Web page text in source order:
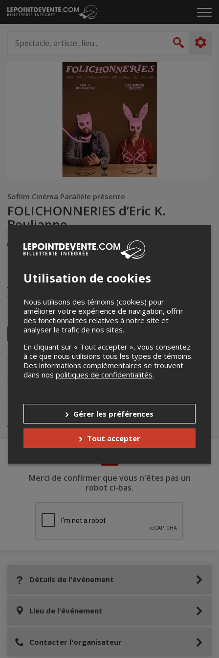
Passer
au
le
artiste,
lieu...
Sofilm Cinéma Parallèle présente
FOLICHONNERIES d’Eric K.
Boulianne
Événement en personne
15 mars 2026
Auditorium du Château Madelinot
323, route 199
Partagez cet événement
Facebook
Twitter
Linkedin PinterestEnvoyer
par
courriel
Lepointdevente.com agit à titre de mandataire pour Sofilm Cinéma
Parallèledans le cadre de l’affichage en ligne et la vente de billets
pour ses événements.
Pour plus d’information à propos de cet événement, veuillez
Achat de billets
Merci de confirmer que vous n'êtes pas un
robot ci-bas.
Détails de l'événement
Lieu de l'événement
Contacter l'organisateur
Utilisation de cookies
Nous utilisons des témoins (cookies) pour
améliorer votre expérience de navigation, offrir
des fonctionnalités relatives à notre site et
analyser le trafic de nos sites.
En cliquant sur « Tout accepter », vous consentez
à ce que nous utilisions tous les types de témoins.
Des informations complémentaires se trouvent
dans nos politiques de confidentialités.
Gérer les préférences
Tout accepter